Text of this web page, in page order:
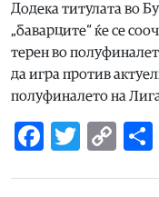
Додека титулата во
„баварците“ ќе се
терен во
да игра против
полуфиналето на
Facebook
Twitter